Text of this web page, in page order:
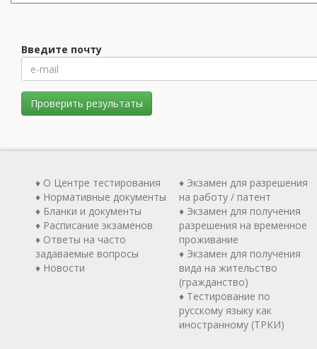
Введите почту
Проверить результаты
♦ О Центре тестирования
♦ Нормативные документы
♦ Бланки и документы
♦ Расписание экзаменов
♦ Ответы на часто
задаваемые вопросы
♦ Новости
♦ Экзамен для разрешения
на работу / патент
♦ Экзамен для получения
разрешения на временное
проживание
♦ Экзамен для получения
вида на жительство
(гражданство)
♦ Тестирование по
русскому языку как
иностранному (ТРКИ)